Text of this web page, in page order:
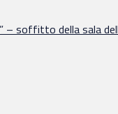
– soffitto della sala